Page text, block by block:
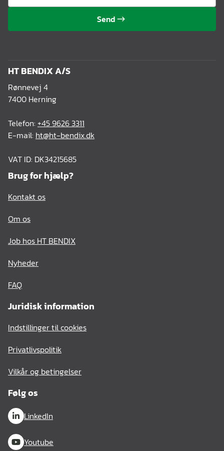
Send
HT BENDIX A/S
Rønnevej 4
7400 Herning
Telefon: +45 9626 3311
E-mail: ht@ht-bendix.dk
VAT ID: DK34215685
Brug for hjælp?
Kontakt os
Om os
Job hos HT BENDIX
Nyheder
FAQ
Juridisk information
Indstillinger til cookies
Privatlivspolitik
Vilkår og betingelser
Følg os
LinkedIn
Youtube